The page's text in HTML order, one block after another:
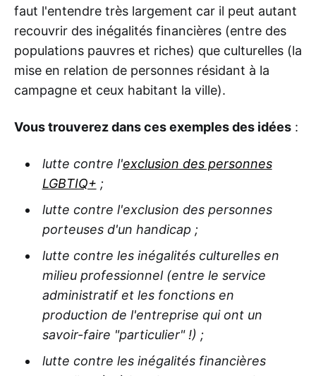
faut l'entendre très largement car il peut autant
recouvrir des inégalités financières (entre des
populations pauvres et riches) que culturelles (la
mise en relation de personnes résidant à la
campagne et ceux habitant la ville).
Vous trouverez dans ces exemples des idées :
lutte contre l'exclusion des personnes
LGBTIQ+ ;
lutte contre l'exclusion des personnes
porteuses d'un handicap ;
lutte contre les inégalités culturelles en
milieu professionnel (entre le service
administratif et les fonctions en
production de l'entreprise qui ont un
savoir-faire "particulier" !) ;
lutte contre les inégalités financières